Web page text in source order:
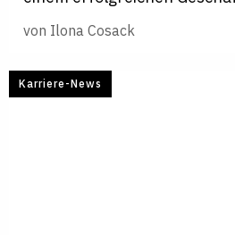
von Ilona Cosack
Karriere-News